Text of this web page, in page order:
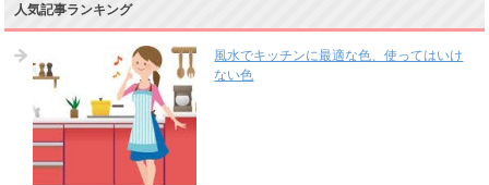
人気記事ランキング
風水でキッチンに最適な色、使ってはいけ
ない色